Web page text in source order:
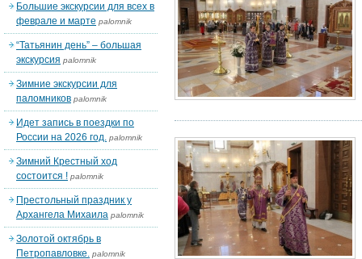
Большие экскурсии для всех в
феврале и марте palomnik
“Татьянин день” – большая
экскурсия palomnik
Зимние экскурсии для
паломников palomnik
Идет запись в поездки по
России на 2026 год. palomnik
Зимний Крестный ход
состоится ! palomnik
Престольный праздник у
Архангела Михаила palomnik
Золотой октябрь в
Петропавловке. palomnik